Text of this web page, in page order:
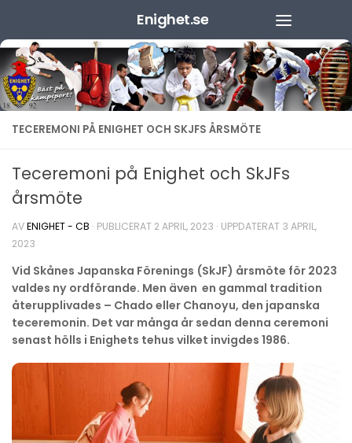
Enighet.se
TECEREMONI PÅ ENIGHET OCH SKJFS ÅRSMÖTE
Teceremoni på Enighet och SkJFs
årsmöte
AVENIGHET - CB · PUBLICERAT 2 APRIL, 2023 · UPPDATERAT 3 APRIL,
2023
Vid Skånes Japanska Förenings (SkJF) årsmöte för 2023
valdes ny ordförande. Men även en gammal tradition
återupplivades – Chado eller Chanoyu, den japanska
teceremonin. Det var många år sedan denna ceremoni
senast hölls i Enighets tehus vilket invigdes 1986.